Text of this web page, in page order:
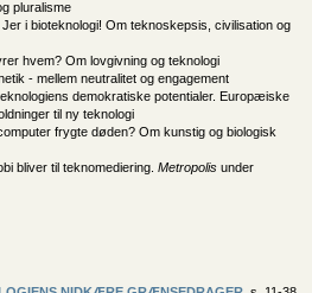
pluralisme
i bioteknologi! Om teknoskepsis, civilisation og
hvem? Om lovgivning og teknologi
- mellem neutralitet og engagement
demokratiske potentialer. Europæiske
til ny teknologi
frygte døden? Om kunstig og biologisk
bliver til teknomediering. Metropolis under